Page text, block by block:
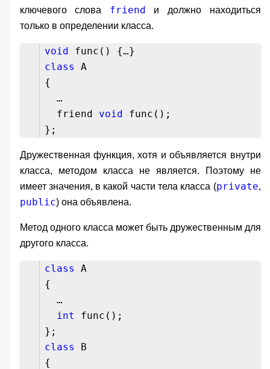
ключевого слова friend и должно находиться
только в определении класса.
void func() {…}
class A
{
…
friend void func();
};
Дружественная функция, хотя и объявляется внутри
класса, методом класса не является. Поэтому не
имеет значения, в какой части тела класса (private,
public) она объявлена.
Метод одного класса может быть дружественным для
другого класса.
class A
{
…
int func();
};
class B
{